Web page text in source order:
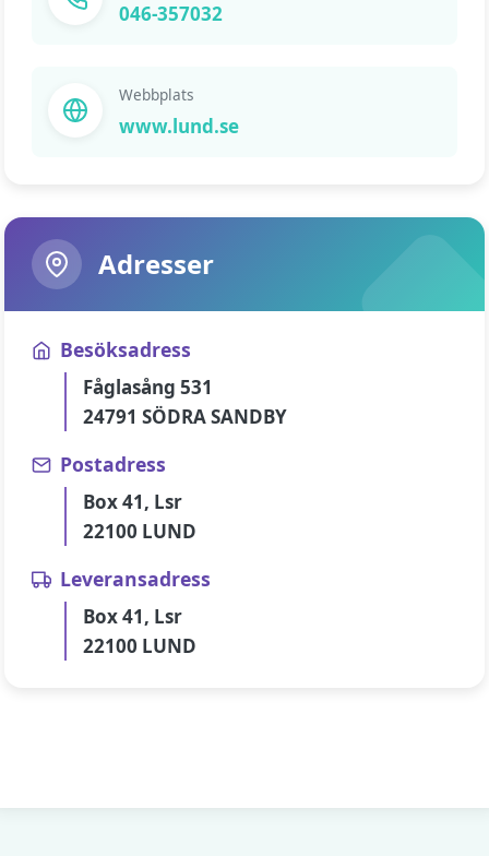
046-357032
Webbplats
www.lund.se
Adresser
Besöksadress
Fåglasång 531
24791 SÖDRA SANDBY
Postadress
Box 41, Lsr
22100 LUND
Leveransadress
Box 41, Lsr
22100 LUND